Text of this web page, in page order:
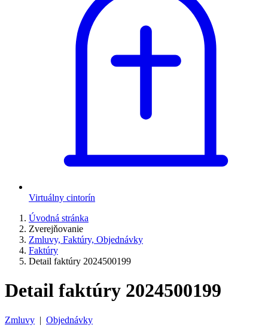
Virtuálny cintorín
Úvodná stránka
Zverejňovanie
Zmluvy, Faktúry, Objednávky
Faktúry
Detail faktúry 2024500199
Detail faktúry 2024500199
Zmluvy | Objednávky